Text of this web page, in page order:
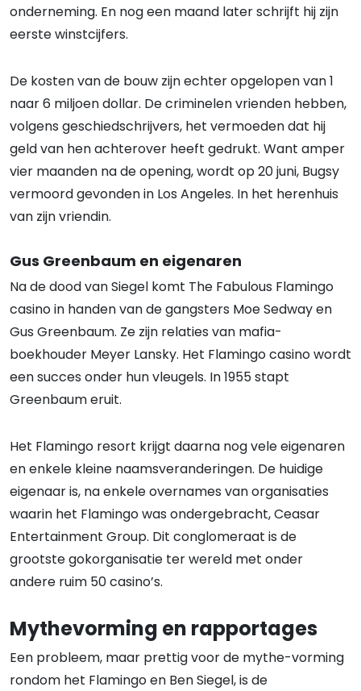
onderneming. En nog een maand later schrijft hij zijn
eerste winstcijfers.
De kosten van de bouw zijn echter opgelopen van 1
naar 6 miljoen dollar. De criminelen vrienden hebben,
volgens geschiedschrijvers, het vermoeden dat hij
geld van hen achterover heeft gedrukt. Want amper
vier maanden na de opening, wordt op 20 juni, Bugsy
vermoord gevonden in Los Angeles. In het herenhuis
van zijn vriendin.
Gus Greenbaum en eigenaren
Na de dood van Siegel komt The Fabulous Flamingo
casino in handen van de gangsters Moe Sedway en
Gus Greenbaum. Ze zijn relaties van mafia-
boekhouder Meyer Lansky. Het Flamingo casino wordt
een succes onder hun vleugels. In 1955 stapt
Greenbaum eruit.
Het Flamingo resort krijgt daarna nog vele eigenaren
en enkele kleine naamsveranderingen. De huidige
eigenaar is, na enkele overnames van organisaties
waarin het Flamingo was ondergebracht, Ceasar
Entertainment Group. Dit conglomeraat is de
grootste gokorganisatie ter wereld met onder
andere ruim 50 casino’s.
Mythevorming en rapportages
Een probleem, maar prettig voor de mythe-vorming
rondom het Flamingo en Ben Siegel, is de